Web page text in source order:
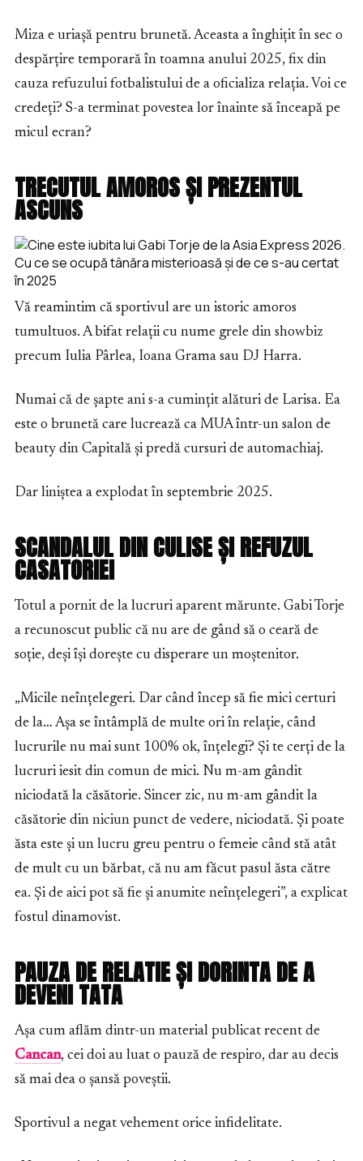
Miza e uriașă pentru brunetă. Aceasta a înghițit în sec o
despărțire temporară în toamna anului 2025, fix din
cauza refuzului fotbalistului de a oficializa relația. Voi ce
credeți? S-a terminat povestea lor înainte să înceapă pe
micul ecran?
TRECUTUL AMOROS ȘI PREZENTUL
ASCUNS
Vă reamintim că sportivul are un istoric amoros
tumultuos. A bifat relații cu nume grele din showbiz
precum Iulia Pârlea, Ioana Grama sau DJ Harra.
Numai că de șapte ani s-a cumințit alături de Larisa. Ea
este o brunetă care lucrează ca MUA într-un salon de
beauty din Capitală și predă cursuri de automachiaj.
Dar liniștea a explodat în septembrie 2025.
SCANDALUL DIN CULISE ȘI REFUZUL
CASATORIEI
Totul a pornit de la lucruri aparent mărunte. Gabi Torje
a recunoscut public că nu are de gând să o ceară de
soție, deși își dorește cu disperare un moștenitor.
„Micile neînțelegeri. Dar când încep să fie mici certuri
de la… Așa se întâmplă de multe ori în relație, când
lucrurile nu mai sunt 100% ok, înțelegi? Și te cerți de la
lucruri iesit din comun de mici. Nu m-am gândit
niciodată la căsătorie. Sincer zic, nu m-am gândit la
căsătorie din niciun punct de vedere, niciodată. Și poate
ăsta este și un lucru greu pentru o femeie când stă atât
de mult cu un bărbat, că nu am făcut pasul ăsta către
ea. Și de aici pot să fie și anumite neînțelegeri”, a explicat
fostul dinamovist.
PAUZA DE RELATIE ȘI DORINTA DE A
DEVENI TATA
Așa cum aflăm dintr-un material publicat recent de
Cancan, cei doi au luat o pauză de respiro, dar au decis
să mai dea o șansă poveștii.
Sportivul a negat vehement orice infidelitate.